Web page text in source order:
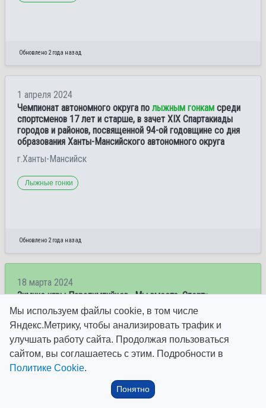
Обновлено 2 года назад
1 апреля 2024
Чемпионат автономного округа по лыжным гонкам среди
спортсменов 17 лет и старше, в зачет XIX Спартакиады
городов и районов, посвященной 94-ой годовщине со дня
образования Ханты-Мансийского автономного округа
г.Ханты-Мансийск
Лыжные гонки
Обновлено 2 года назад
18 марта 2024
Зимние игры Паралимпийцев «Мы вместе. Спорт»
г. Ханты-Мансийск
Биатлон Лыжные гонки Следж-хоккей
Мы используем файлы cookie, в том числе
Яндекс.Метрику, чтобы анализировать трафик и
улучшать работу сайта. Продолжая пользоваться
сайтом, вы соглашаетесь с этим. Подробности в
Политике Cookie.
Понятно